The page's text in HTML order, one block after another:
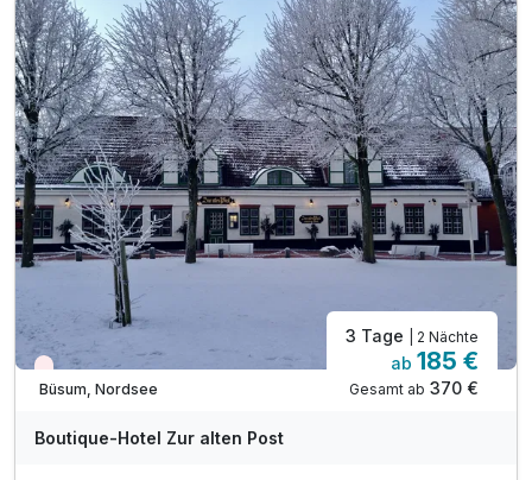
inkl. Entspannung in unserem Wellnessbereich
mit Indoorpool & gemütlichem Ruheraum
WAR
Wieder frei ab November
Büsum, Nordsee
3 Tage | 2 Nächte
ab 185 €
Gesamt ab 370 €
Boutique-Hotel Zur alten Post